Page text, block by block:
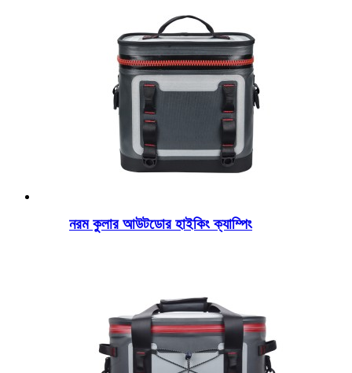
নরম কুলার আউটডোর হাইকিং ক্যাম্পিং